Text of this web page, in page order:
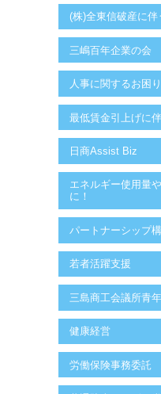
(株)全東信破産に伴
三嶋百年企業の会
人事に関するお困
最低賃金引上げに
日商Assist Biz
エネルギー使用量
に！
パートナーシップ
若者活躍支援
三島商工会議所青
健康経営
労働保険事務委託